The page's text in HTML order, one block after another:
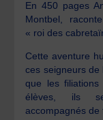
En 450 pages
Montbel,
« roi des
Cette aventure
ces seigneurs de
que les
élèves, ils se
accompagnés de